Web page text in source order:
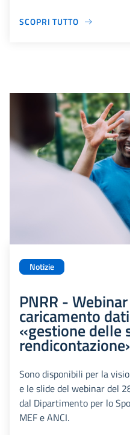
SCOPRI TUTTO
Notizie
PNRR -
caricamento
«gestione delle
Sono disponibili per la
e le slide del webinar del
dal Dipartimento per lo
MEF e ANCI.